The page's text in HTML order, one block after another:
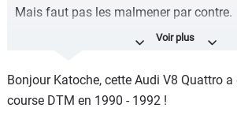
Mais faut pas les malmener par contre.
Alors non pas de circuit, de col ou autres.
Bonjour Katoche, cette Audi V8 Quattro a
course DTM en 1990 - 1992 !